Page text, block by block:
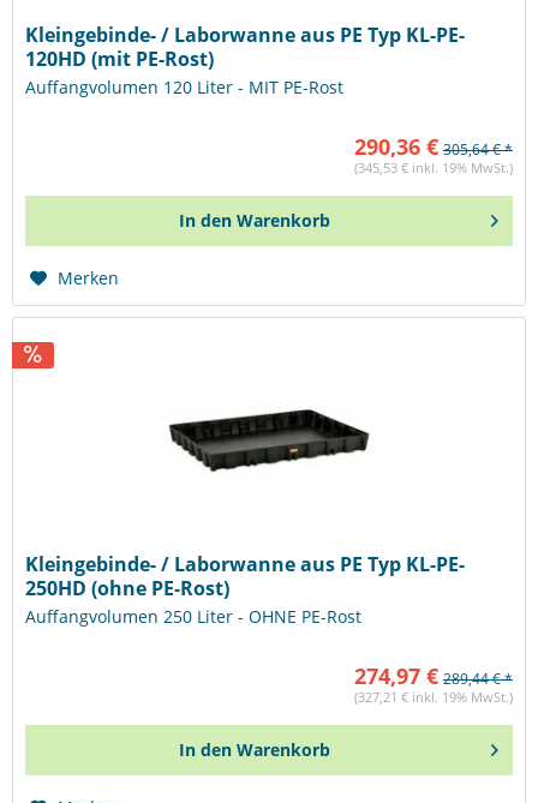
Kleingebinde- / Laborwanne aus PE Typ KL-PE-
120HD (mit PE-Rost)
Auffangvolumen 120 Liter - MIT PE-Rost
290,36 € 305,64 € *
(345,53 € inkl. 19% MwSt.)
In den Warenkorb
Merken
Kleingebinde- / Laborwanne aus PE Typ KL-PE-
250HD (ohne PE-Rost)
Auffangvolumen 250 Liter - OHNE PE-Rost
274,97 € 289,44 € *
(327,21 € inkl. 19% MwSt.)
In den Warenkorb